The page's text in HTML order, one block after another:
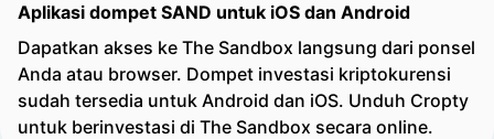
Aplikasi dompet SAND untuk iOS dan Android
Dapatkan akses ke The Sandbox langsung dari ponsel
Anda atau browser. Dompet investasi kriptokurensi
sudah tersedia untuk Android dan iOS. Unduh Cropty
untuk berinvestasi di The Sandbox secara online.